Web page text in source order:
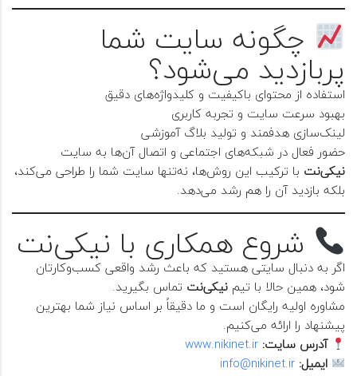
چگونه سایت شما
پربازدید می‌شود؟
استفاده از محتوای باکیفیت و کلیدواژه‌های دقیق
بهبود سرعت سایت و تجربه کاربری
لینک‌سازی هدفمند و تولید بلاگ آموزشی
حضور فعال در شبکه‌های اجتماعی و اتصال آن‌ها به سایت
نیکی‌نت با ترکیب این روش‌ها، نه‌تنها سایت شما را طراحی می‌کند،
بلکه بازدید آن را هم رشد می‌دهد.
شروع همکاری با نیکی‌نت
اگر به دنبال سایتی هستید که باعث رشد واقعی کسب‌وکارتان
شود، همین حالا با تیم نیکی‌نت تماس بگیرید.
مشاوره اولیه رایگان است و ما دقیقاً بر اساس نیاز شما بهترین
پیشنهاد را ارائه می‌کنیم.
آدرس سایت: www.nikinet.ir
ایمیل: info@nikinet.ir